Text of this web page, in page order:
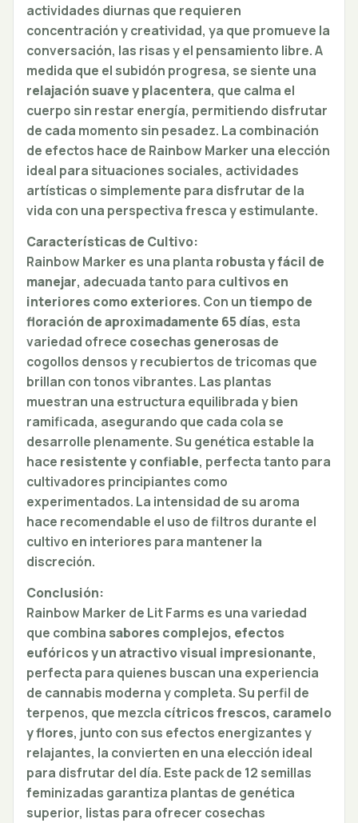
actividades diurnas que requieren
concentración y creatividad, ya que promueve la
conversación, las risas y el pensamiento libre. A
medida que el subidón progresa, se siente una
relajación suave y placentera, que calma el
cuerpo sin restar energía, permitiendo disfrutar
de cada momento sin pesadez. La combinación
de efectos hace de Rainbow Marker una elección
ideal para situaciones sociales, actividades
artísticas o simplemente para disfrutar de la
vida con una perspectiva fresca y estimulante.
Características de Cultivo:
Rainbow Marker es una planta robusta y fácil de
manejar, adecuada tanto para cultivos en
interiores como exteriores. Con untiempo de
floración de aproximadamente 65 días, esta
variedad ofrece cosechas generosasde
cogollos densos y recubiertos de tricomas que
brillan con tonos vibrantes. Las plantas
muestran una estructura equilibrada y bien
ramificada, asegurando que cada cola se
desarrolle plenamente. Su genética estable la
hace resistente y confiable, perfecta tanto para
cultivadores principiantes como
experimentados. La intensidad de su aroma
hace recomendable el uso de filtros durante el
cultivo en interiores para mantener la
discreción.
Conclusión:
Rainbow Marker de Lit Farms es una variedad
que combina sabores complejos, efectos
eufóricos y un atractivo visual impresionante,
perfecta para quienes buscan una experiencia
de cannabis moderna y completa. Su perfil de
terpenos, que mezcla cítricos frescos, caramelo
y flores, junto con sus efectos energizantes y
relajantes, la convierten en una elección ideal
para disfrutar del día. Este pack de 12 semillas
feminizadas garantiza plantas de genética
superior, listas para ofrecer cosechas